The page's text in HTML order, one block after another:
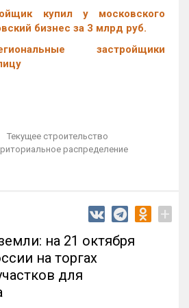
купил у московского
бизнес за 3 млрд руб.
застройщики
Текущее строительство
распределение
+
на 21 октября
на торгах
для